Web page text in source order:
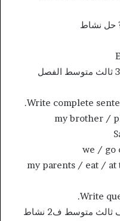
حل كتاب نشاط انكليزي سوبر قول 3 ثالث متوسط الفصل
Write complete
4. my parents / eat /
Write
حل اسئلة واجب مشروع انقلش صف ثالث متوسط ف2 نشاط